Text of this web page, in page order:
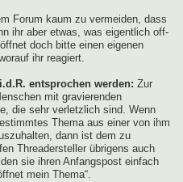
Forum kaum zu vermeiden, dass
ihr aber etwas, was eigentlich off-
doch bitte einen eigenen
ihr reagiert.
entsprochen werden: Zur
mit gravierenden
die sehr verletzlich sind. Wenn
Thema aus einer von ihm
dann ist dem zu
Threadersteller übrigens auch
sie ihren Anfangspost einfach
mein Thema“.